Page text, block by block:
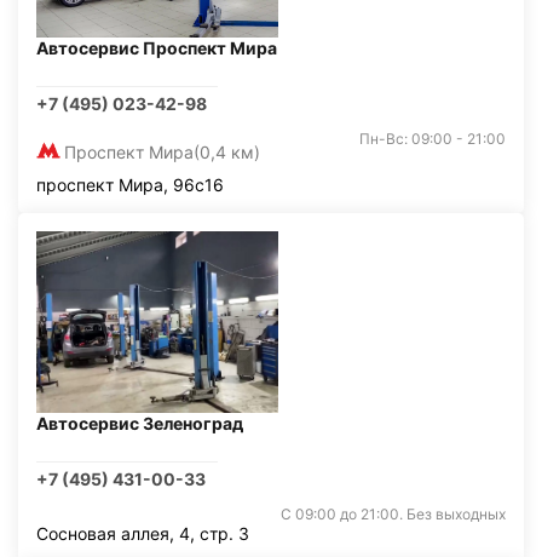
Автосервис Проспект Мира
+7 (495) 023-42-98
Проспект Мира(0,4 км)
Пн-Вс: 09:00 - 21:00
проспект Мира, 96с16
Автосервис Зеленоград
+7 (495) 431-00-33
С 09:00 до 21:00. Без выходных
Сосновая аллея, 4, стр. 3